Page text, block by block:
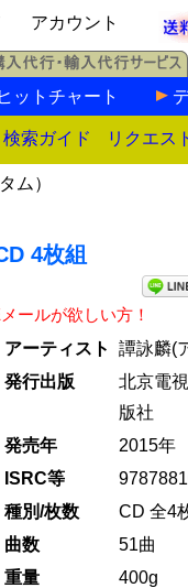
アカウント
ヒットチャート
検索ガイド リクエス
ム）
4枚組
ールが欲しい方！
アーティスト
譚詠麟(
発行出版
北京電
版社
発売年
2015年
ISRC等
種別/枚数
CD 全4
曲数
51曲
重量
400g